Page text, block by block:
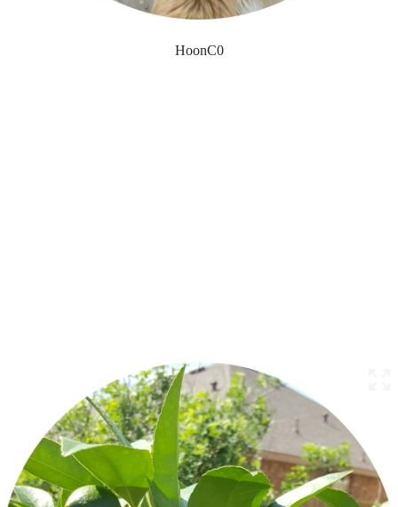
HoonC0